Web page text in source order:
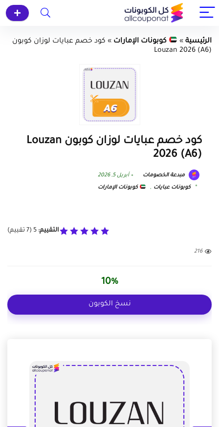
الرئيسية » كوبونات الإمارات » كود خصم عبايات لوزان كوبون
Louzan 2026 (A6)
كود خصم عبايات لوزان كوبون Louzan
2026 (A6)
مبدعة الخصومات أبريل 5, 2026
كوبونات عبايات , كوبونات الإمارات
التقييم: 5
(
7 تقييم)
216
10%
نسخ الكوبون